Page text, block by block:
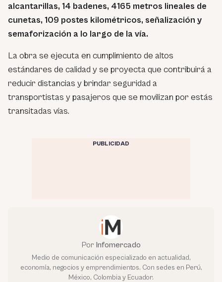
alcantarillas, 14 badenes, 4165 metros lineales de
cunetas, 109 postes kilométricos, señalización y
semaforización a lo largo de la vía.
La obra se ejecuta en cumplimiento de altos
estándares de calidad y se proyecta que contribuirá a
reducir distancias y brindar seguridad a
transportistas y pasajeros que se movilizan por estás
transitadas vías.
PUBLICIDAD
Por Infomercado
Medio de comunicación especializado en actualidad,
economía, negocios y emprendimientos. Con sedes en Perú,
México, Colombia y Ecuador.